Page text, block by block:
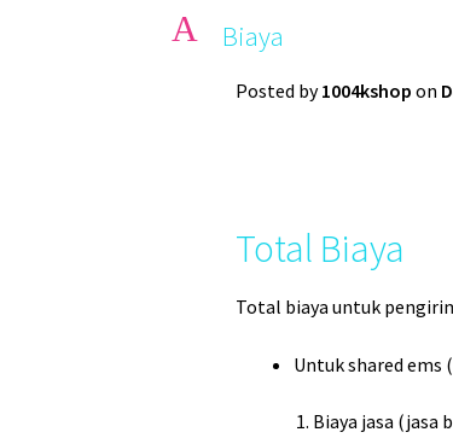
A Biaya
Posted by1004kshop on
Total Biaya
Total biaya untuk
Untuk shared ems
Biaya jasa (jasa